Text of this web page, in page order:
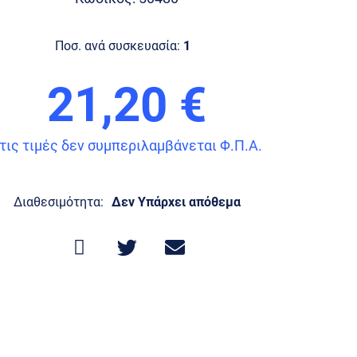
Ποσ. ανά συσκευασία: 1
21,20 €
τιμές δεν συμπεριλαμβάνεται Φ.Π.Α.
Διαθεσιμότητα: Δεν Υπάρχει απόθεμα